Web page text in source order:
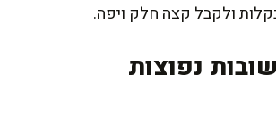
ולקבל קצה חלק ויפה.
נפוצות